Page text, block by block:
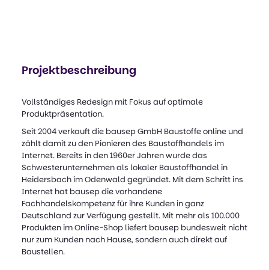
Projektbeschreibung
Vollständiges Redesign mit Fokus auf optimale
Produktpräsentation.
Seit 2004 verkauft die bausep GmbH Baustoffe online und
zählt damit zu den Pionieren des Baustoffhandels im
Internet. Bereits in den 1960er Jahren wurde das
Schwesterunternehmen als lokaler Baustoffhandel in
Heidersbach im Odenwald gegründet. Mit dem Schritt ins
Internet hat bausep die vorhandene
Fachhandelskompetenz für ihre Kunden in ganz
Deutschland zur Verfügung gestellt. Mit mehr als 100.000
Produkten im Online-Shop liefert bausep bundesweit nicht
nur zum Kunden nach Hause, sondern auch direkt auf
Baustellen.